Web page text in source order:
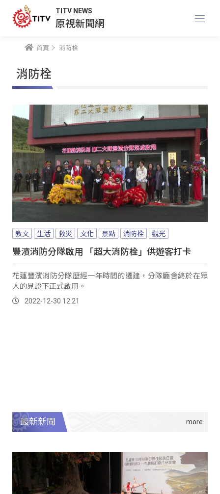
TITV NEWS
原視新聞網
首頁 消防栓
消防栓
教文 生活 救災 文化 景點 消防栓 觀光
豐濱消防分隊啟用 「超大消防栓」供遊客打卡
花蓮豐濱消防分隊歷經一年時間的遷建，分隊廳舍終於在眾
人的見證下正式啟用。
2022-12-30 12:21
最新新聞